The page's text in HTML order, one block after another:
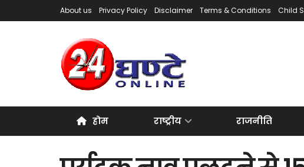
About us Privacy Policy Disclaimer Terms & Conditions Child
होम राष्ट्रीय राजनीति